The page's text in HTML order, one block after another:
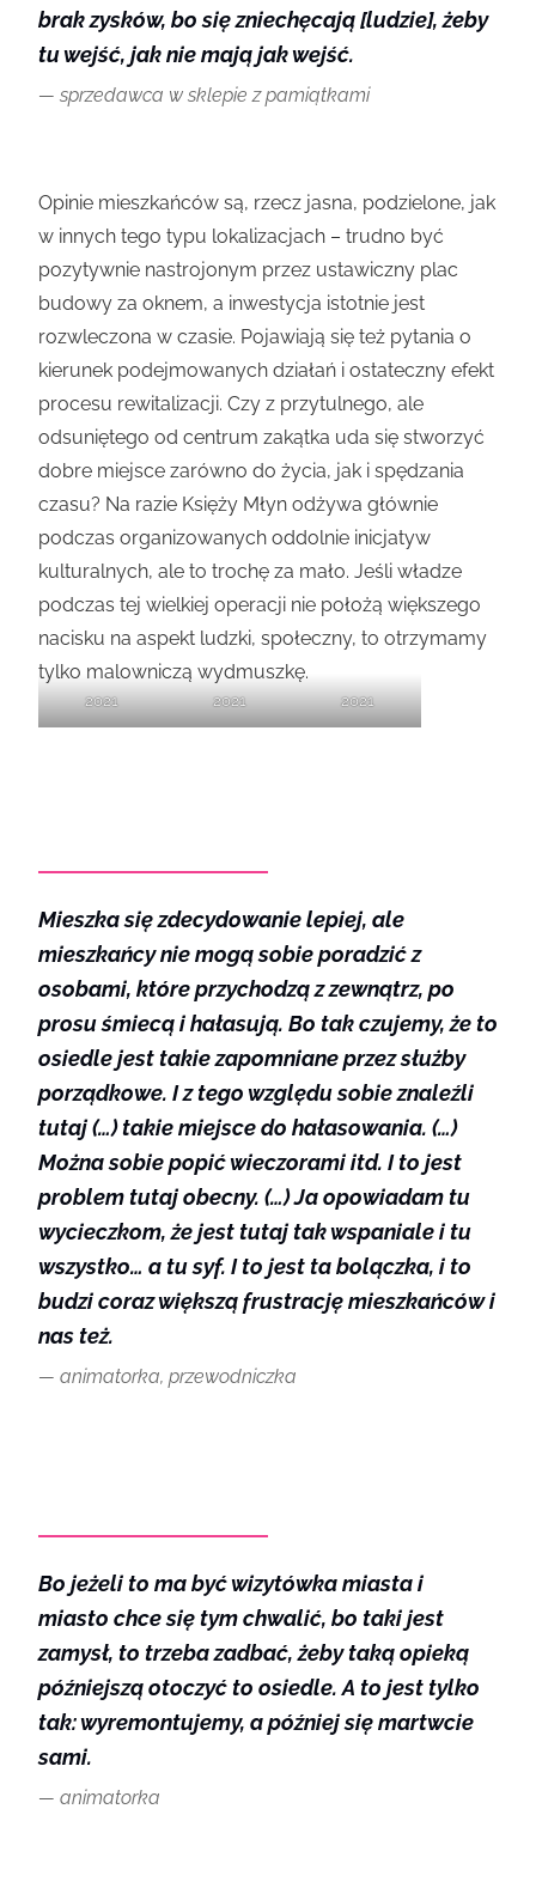
brak zysków, bo się zniechęcają [ludzie], żeby
tu wejść, jak nie mają jak wejść.
sprzedawca w sklepie z pamiątkami
Opinie mieszkańców są, rzecz jasna, podzielone, jak
w innych tego typu lokalizacjach – trudno być
pozytywnie nastrojonym przez ustawiczny plac
budowy za oknem, a inwestycja istotnie jest
rozwleczona w czasie. Pojawiają się też pytania o
kierunek podejmowanych działań i ostateczny efekt
procesu rewitalizacji. Czy z przytulnego, ale
odsuniętego od centrum zakątka uda się stworzyć
dobre miejsce zarówno do życia, jak i spędzania
czasu? Na razie Księży Młyn odżywa głównie
podczas organizowanych oddolnie inicjatyw
kulturalnych, ale to trochę za mało. Jeśli władze
podczas tej wielkiej operacji nie położą większego
nacisku na aspekt ludzki, społeczny, to otrzymamy
tylko malowniczą wydmuszkę.
2021 2021 2021
Mieszka się zdecydowanie lepiej, ale
mieszkańcy nie mogą sobie poradzić z
osobami, które przychodzą z zewnątrz, po
prosu śmiecą i hałasują. Bo tak czujemy, że to
osiedle jest takie zapomniane przez służby
porządkowe. I z tego względu sobie znaleźli
tutaj (…) takie miejsce do hałasowania. (…)
Można sobie popić wieczorami itd. I to jest
problem tutaj obecny. (…) Ja opowiadam tu
wycieczkom, że jest tutaj tak wspaniale i tu
wszystko… a tu syf. I to jest ta bolączka, i to
budzi coraz większą frustrację mieszkańców i
nas też.
animatorka, przewodniczka
Bo jeżeli to ma być wizytówka miasta i
miasto chce się tym chwalić, bo taki jest
zamysł, to trzeba zadbać, żeby taką opieką
późniejszą otoczyć to osiedle. A to jest tylko
tak: wyremontujemy, a później się martwcie
sami.
animatorka